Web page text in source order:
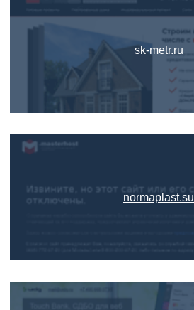
sk-metr.ru
normaplast.su